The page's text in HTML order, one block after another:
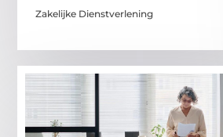
Zakelijke Dienstverlening